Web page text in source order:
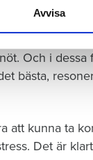
medier och
Avvisa
inte lämna
Och i
bästa,
att kunna ta
Det är